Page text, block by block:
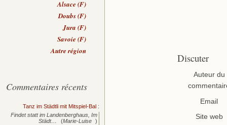
Discuter
Auteur du
Email
Site web
Alsace (F)
Doubs (F)
Jura (F)
Savoie (F)
Autre région
Commentaires récents
Tanz im Städtli mit Mitspiel-Bal :
Findet statt im Landenberghaus, Im
Städt…
(Marie-Luise )